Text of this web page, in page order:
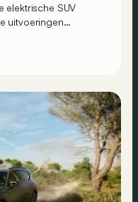
elektrische SUV
uitvoeringen